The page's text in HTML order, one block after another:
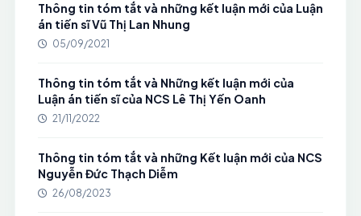
Thông tin tóm tắt và những kết luận mới của Luận
án tiến sĩ Vũ Thị Lan Nhung
05/09/2021
Thông tin tóm tắt và Những kết luận mới của
Luận án tiến sĩ của NCS Lê Thị Yến Oanh
21/11/2022
Thông tin tóm tắt và những Kết luận mới của NCS
Nguyễn Đức Thạch Diễm
26/08/2023